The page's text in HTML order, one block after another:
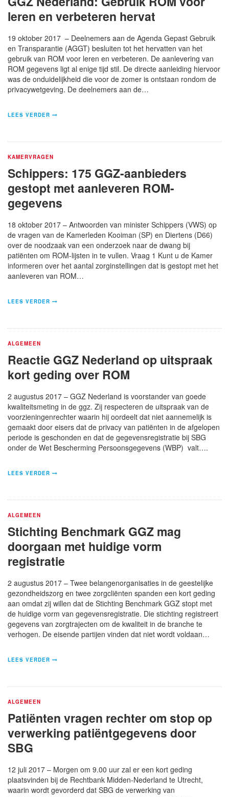
leren en verbeteren hervat
19 oktober 2017 – Deelnemers aan de Agenda Gepast Gebruik
en Transparantie (AGGT) besluiten tot het hervatten van het
gebruik van ROM voor leren en verbeteren. De aanlevering van
ROM gegevens ligt al enige tijd stil. De directe aanleiding hiervoor
was de onduidelijkheid die voor de zomer is ontstaan rondom de
privacywetgeving. De deelnemers aan de…
LEES VERDER
KAMERVRAGEN
Schippers: 175 GGZ-aanbieders
gestopt met aanleveren ROM-
gegevens
18 oktober 2017 – Antwoorden van minister Schippers (VWS) op
de vragen van de Kamerleden Kooiman (SP) en Diertens (D66)
over de noodzaak van een onderzoek naar de dwang bij
patiënten om ROM-lijsten in te vullen. Vraag 1 Kunt u de Kamer
informeren over het aantal zorginstellingen dat is gestopt met het
aanleveren van ROM…
LEES VERDER
ALGEMEEN
Reactie GGZ Nederland op uitspraak
kort geding over ROM
2 augustus 2017 – GGZ Nederland is voorstander van goede
kwaliteitsmeting in de ggz. Zij respecteren de uitspraak van de
voorzieningenrechter waarin hij oordeelt dat niet aannemelijk is
gemaakt door eisers dat de privacy van patiënten in de afgelopen
periode is geschonden en dat de gegevensregistratie bij SBG
onder de Wet Bescherming Persoonsgegevens (WBP) valt….
LEES VERDER
ALGEMEEN
Stichting Benchmark GGZ mag
doorgaan met huidige vorm
registratie
2 augustus 2017 – Twee belangenorganisaties in de geestelijke
gezondheidszorg en twee zorgcliënten spanden een kort geding
aan omdat zij willen dat de Stichting Benchmark GGZ stopt met
de huidige vorm van gegevensregistratie. Die stichting registreert
gegevens van zorgtrajecten om de kwaliteit in de branche te
verhogen. De eisende partijen vinden dat niet wordt voldaan…
LEES VERDER
ALGEMEEN
Patiënten vragen rechter om stop op
verwerking patiëntgegevens door
SBG
12 juli 2017 – Morgen om 9.00 uur zal er een kort geding
plaatsvinden bij de Rechtbank Midden-Nederland te Utrecht,
waarin wordt gevorderd dat SBG de verwerking van